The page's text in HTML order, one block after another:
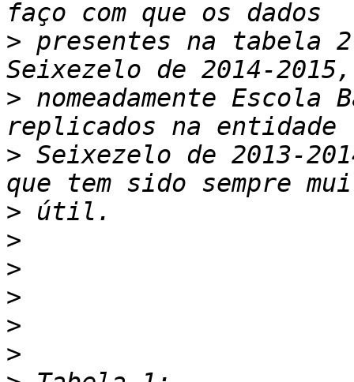
> presentes na tabela
> nomeadamente Escola
> Seixezelo de 2013-
>
>
>
>
>
>